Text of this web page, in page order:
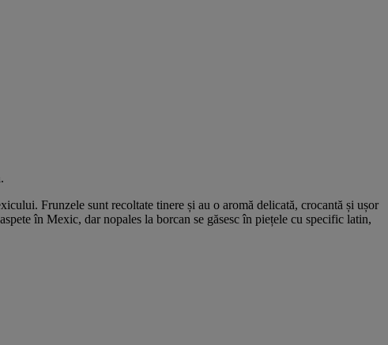
Frunzele sunt recoltate tinere și au o aromă delicată, crocantă și ușor
în Mexic, dar nopales la borcan se găsesc în piețele cu specific latin,